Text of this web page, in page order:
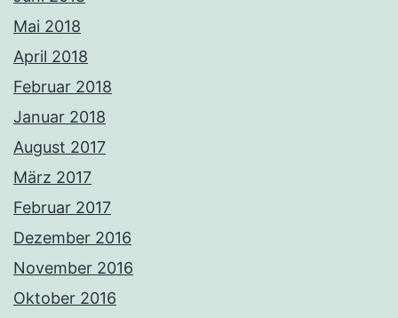
Mai 2018
April 2018
Februar 2018
Januar 2018
August 2017
März 2017
Februar 2017
Dezember 2016
November 2016
Oktober 2016